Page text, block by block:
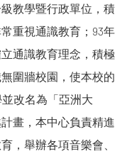
教學暨行政單位，積
重視通識教育；93年
通識教育理念，積極
圍牆校園，使本校的
改名為「亞洲大
畫，本中心負責精進
，舉辦各項音樂會、